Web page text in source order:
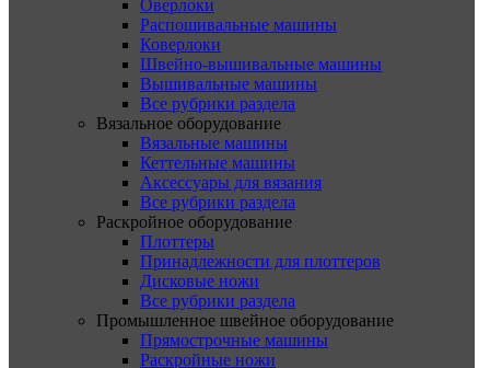
Оверлоки
Распошивальные машины
Коверлоки
Швейно-вышивальные машины
Вышивальные машины
Все рубрики раздела
Вязальное оборудование
Вязальные машины
Кеттельные машины
Аксессуары для вязания
Все рубрики раздела
Раскройное оборудование
Плоттеры
Принадлежности для плоттеров
Дисковые ножи
Все рубрики раздела
Промышленное швейное оборудование
Прямострочные машины
Раскройные ножи